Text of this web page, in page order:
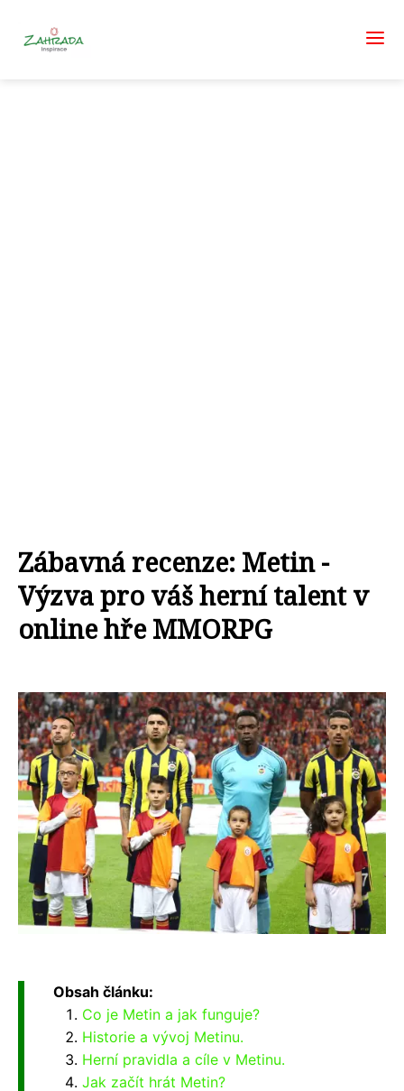
Zábavná recenze: Metin -
Výzva pro váš herní talent v
online hře MMORPG
Obsah článku:
Co je Metin a jak funguje?
Historie a vývoj Metinu.
Herní pravidla a cíle v Metinu.
Jak začít hrát Metin?